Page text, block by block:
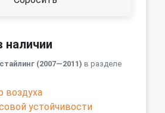
наличии
(2007—2011) в разделе
воздуха
устойчивости